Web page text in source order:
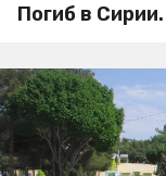
Погиб в